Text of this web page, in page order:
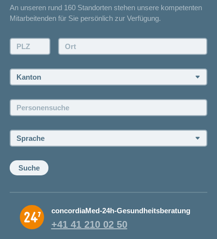
Unfallmeldung
Offertanfrage
Rückruf anfordern
Offene Stellen
An unseren rund 160 Standorten stehen unsere kompetenten
Mitarbeitenden für Sie persönlich zur Verfügung.
PLZ: Ort:
Kanton:
Personensuche:
Sprache:
Suche
concordiaMed-24h-Gesundheitsberatung
+41 41 210 02 50